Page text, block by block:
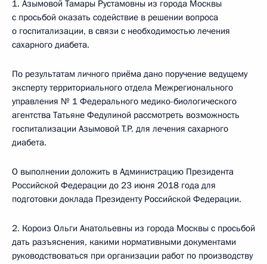
1. Азымовой Тамары Рустамовны из города Москвы
с просьбой оказать содействие в решении вопроса
о госпитализации, в связи с необходимостью лечения
сахарного диабета.
По результатам личного приёма дано поручение ведущему
эксперту территориального отдела Межрегионального
управления № 1 Федерального медико-биологического
агентства Татьяне Федулиной рассмотреть возможность
госпитализации Азымовой Т.Р. для лечения сахарного
диабета.
О выполнении доложить в Администрацию Президента
Российской Федерации до 23 июня 2018 года для
подготовки доклада Президенту Российской Федерации.
2. Короиз Ольги Анатольевны из города Москвы с просьбой
дать разъяснения, какими нормативными документами
руководствоваться при организации работ по производству